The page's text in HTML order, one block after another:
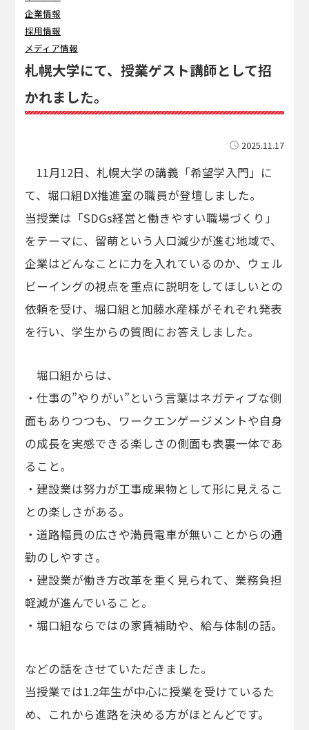
企業情報
採用情報
メディア情報
札幌大学にて、授業ゲスト講師として招
かれました。
2025.11.17
11月12日、札幌大学の講義「希望学入門」に
て、堀口組DX推進室の職員が登壇しました。
当授業は「SDGs経営と働きやすい職場づくり」
をテーマに、留萌という人口減少が進む地域で、
企業はどんなことに力を入れているのか、ウェル
ビーイングの視点を重点に説明をしてほしいとの
依頼を受け、堀口組と加藤水産様がそれぞれ発表
を行い、学生からの質問にお答えしました。
堀口組からは、
・仕事の”やりがい”という言葉はネガティブな側
面もありつつも、ワークエンゲージメントや自身
の成長を実感できる楽しさの側面も表裏一体であ
ること。
・建設業は努力が工事成果物として形に見えるこ
との楽しさがある。
・道路幅員の広さや満員電車が無いことからの通
勤のしやすさ。
・建設業が働き方改革を重く見られて、業務負担
軽減が進んでいること。
・堀口組ならではの家賃補助や、給与体制の話。
などの話をさせていただきました。
当授業では1.2年生が中心に授業を受けているた
め、これから進路を決める方がほとんどです。